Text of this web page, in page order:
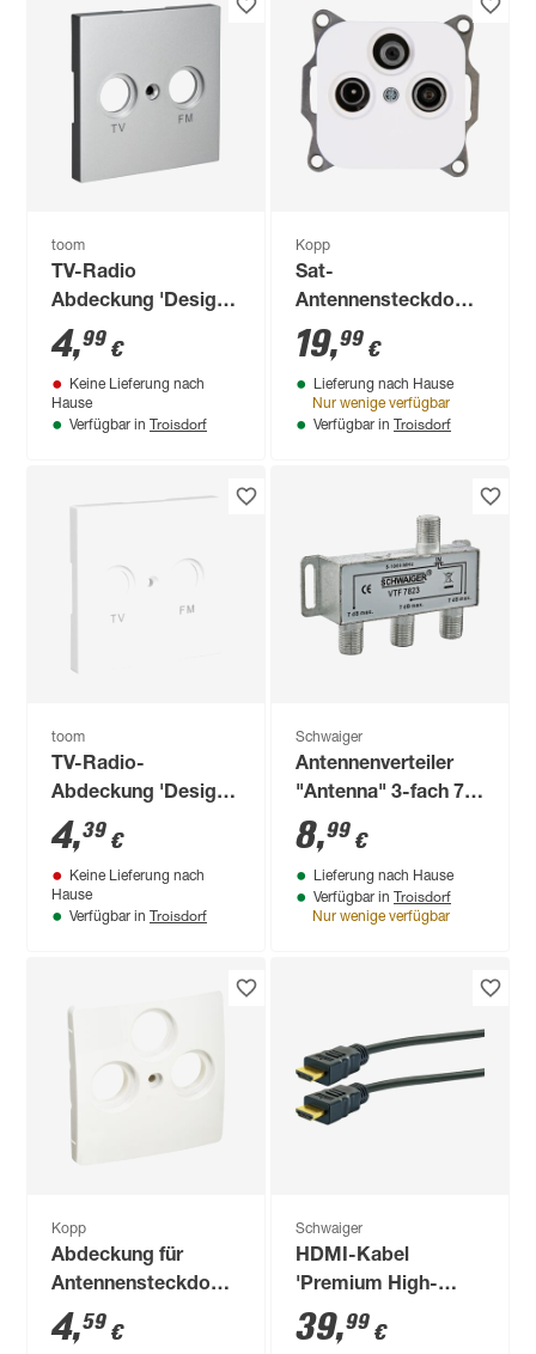
toom
TV-Radio
Abdeckung 'Design
Line' silbern
4,99 €
Keine Lieferung nach
Hause
Verfügbar in Troisdorf
Kopp
Sat-
Antennensteckdose
'Donau' arktisweiß
19,99 €
Lieferung nach Hause
Nur wenige verfügbar
Verfügbar in Troisdorf
toom
TV-Radio-
Abdeckung 'Design
Line' weiß
4,39 €
Keine Lieferung nach
Hause
Verfügbar in Troisdorf
Schwaiger
Antennenverteiler
"Antenna" 3-fach 7
dB
8,99 €
Lieferung nach Hause
Verfügbar in Troisdorf
Nur wenige verfügbar
Kopp
Abdeckung für
Antennensteckdose
'Paris' TV/RF/SAT
arktisweiß
4,59 €
Schwaiger
HDMI-Kabel
'Premium High-
Speed' mit Ethernet
3 m
39,99 €